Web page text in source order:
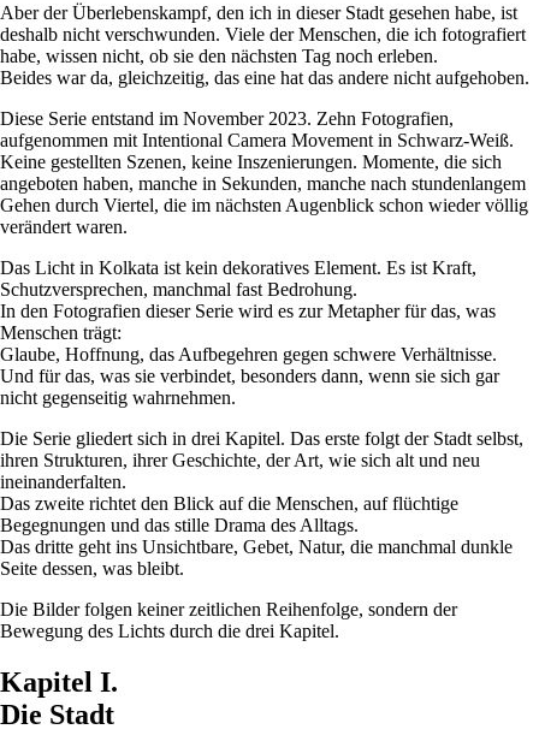
Aber der Überlebenskampf, den ich in dieser Stadt gesehen habe, ist
deshalb nicht verschwunden. Viele der Menschen, die ich fotografiert
habe, wissen nicht, ob sie den nächsten Tag noch erleben.
Beides war da, gleichzeitig, das eine hat das andere nicht aufgehoben.
Diese Serie entstand im November 2023. Zehn Fotografien,
aufgenommen mit Intentional Camera Movement in Schwarz-Weiß.
Keine gestellten Szenen, keine Inszenierungen. Momente, die sich
angeboten haben, manche in Sekunden, manche nach stundenlangem
Gehen durch Viertel, die im nächsten Augenblick schon wieder völlig
verändert waren.
Das Licht in Kolkata ist kein dekoratives Element. Es ist Kraft,
Schutzversprechen, manchmal fast Bedrohung.
In den Fotografien dieser Serie wird es zur Metapher für das, was
Menschen trägt:
Glaube, Hoffnung, das Aufbegehren gegen schwere Verhältnisse.
Und für das, was sie verbindet, besonders dann, wenn sie sich gar
nicht gegenseitig wahrnehmen.
Die Serie gliedert sich in drei Kapitel. Das erste folgt der Stadt selbst,
ihren Strukturen, ihrer Geschichte, der Art, wie sich alt und neu
ineinanderfalten.
Das zweite richtet den Blick auf die Menschen, auf flüchtige
Begegnungen und das stille Drama des Alltags.
Das dritte geht ins Unsichtbare, Gebet, Natur, die manchmal dunkle
Seite dessen, was bleibt.
Die Bilder folgen keiner zeitlichen Reihenfolge, sondern der
Bewegung des Lichts durch die drei Kapitel.
Kapitel I.
Die Stadt